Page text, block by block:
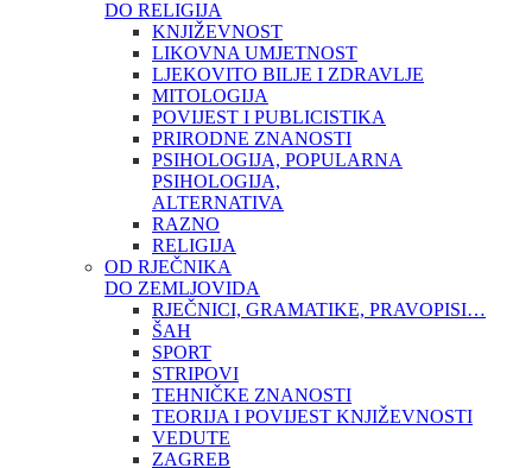
DO RELIGIJA
KNJIŽEVNOST
LIKOVNA UMJETNOST
LJEKOVITO BILJE I ZDRAVLJE
MITOLOGIJA
POVIJEST I PUBLICISTIKA
PRIRODNE ZNANOSTI
PSIHOLOGIJA, POPULARNA
PSIHOLOGIJA,
ALTERNATIVA
RAZNO
RELIGIJA
OD RJEČNIKA
DO ZEMLJOVIDA
RJEČNICI, GRAMATIKE, PRAVOPISI…
ŠAH
SPORT
STRIPOVI
TEHNIČKE ZNANOSTI
TEORIJA I POVIJEST KNJIŽEVNOSTI
VEDUTE
ZAGREB